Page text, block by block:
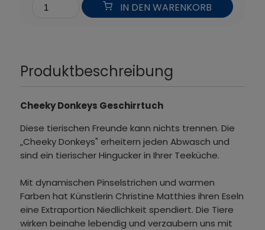
IN DEN WARENKORB
Produktbeschreibung
Cheeky Donkeys Geschirrtuch
Diese tierischen Freunde kann nichts trennen. Die
„Cheeky Donkeys" erheitern jeden Abwasch und
sind ein tierischer Hingucker in Ihrer Teeküche.
Mit dynamischen Pinselstrichen und warmen
Farben hat Künstlerin Christine Matthies ihren Eseln
eine Extraportion Niedlichkeit spendiert. Die Tiere
wirken beinahe lebendig und verzaubern uns mit